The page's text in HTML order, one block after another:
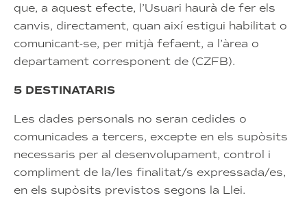
que, a aquest efecte, l’Usuari haurà de fer els
canvis, directament, quan així estigui habilitat o
comunicant-se, per mitjà fefaent, a l’àrea o
departament corresponent de (CZFB).
5 DESTINATARIS
Les dades personals no seran cedides o
comunicades a tercers, excepte en els supòsits
necessaris per al desenvolupament, control i
compliment de la/les finalitat/s expressada/es,
en els supòsits previstos segons la Llei.